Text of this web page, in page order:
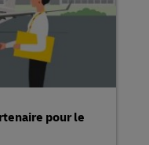
pour le